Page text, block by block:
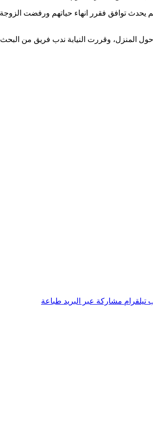
المنزل، وقررت النيابة ندب فريق من
تيلقرام مشاركة عبر البريد طباعة